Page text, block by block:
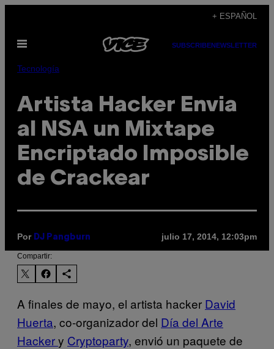
contenido
+ ESPAÑOL
Abrir
SUBSCRIBENEWSLETTER
Tecnología
Artista Hacker Envia
al NSA un Mixtape
Encriptado Imposible
de Crackear
Por DJ Pangburn julio 17, 2014, 12:03pm
Compartir:
A finales de mayo, el artista hacker David
Huerta, co-organizador del Día del Arte
Hackery Cryptoparty, envió un paquete de